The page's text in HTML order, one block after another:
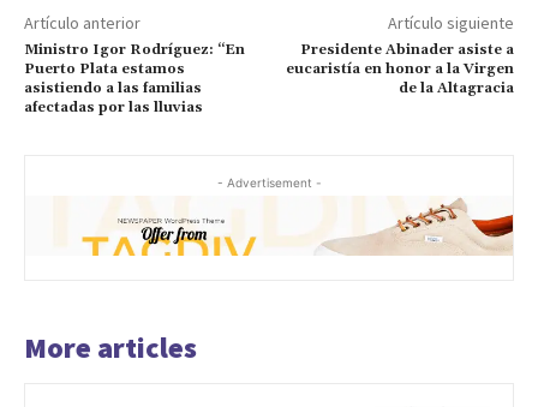
Artículo anterior
Ministro Igor Rodríguez: “En
Puerto Plata estamos
asistiendo a las familias
afectadas por las lluvias
Artículo siguiente
Presidente Abinader asiste a
eucaristía en honor a la Virgen
de la Altagracia
- Advertisement -
More articles